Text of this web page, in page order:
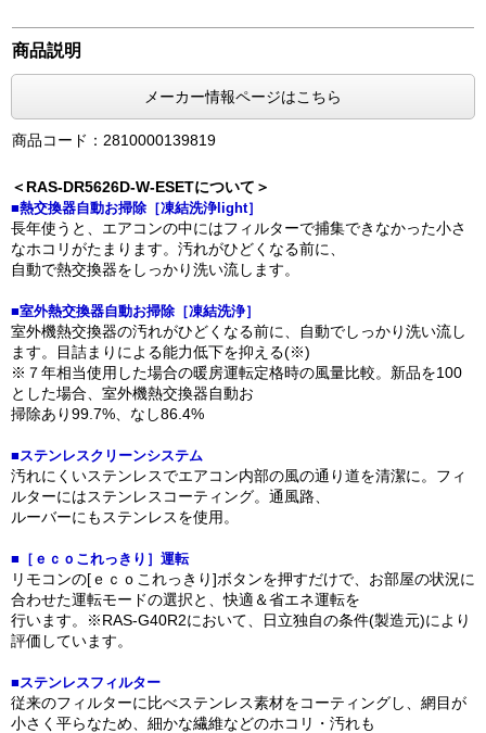
商品説明
メーカー情報ページはこちら
商品コード：2810000139819
＜RAS-DR5626D-W-ESETについて＞
■熱交換器自動お掃除［凍結洗浄light］
長年使うと、エアコンの中にはフィルターで捕集できなかった小さ
なホコリがたまります。汚れがひどくなる前に、
自動で熱交換器をしっかり洗い流します。
■室外熱交換器自動お掃除［凍結洗浄］
室外機熱交換器の汚れがひどくなる前に、自動でしっかり洗い流し
ます。目詰まりによる能力低下を抑える(※)
※７年相当使用した場合の暖房運転定格時の風量比較。新品を100
とした場合、室外機熱交換器自動お
掃除あり99.7%、なし86.4%
■ステンレスクリーンシステム
汚れにくいステンレスでエアコン内部の風の通り道を清潔に。フィ
ルターにはステンレスコーティング。通風路、
ルーバーにもステンレスを使用。
■［ｅｃｏこれっきり］運転
リモコンの[ｅｃｏこれっきり]ボタンを押すだけで、お部屋の状況に
合わせた運転モードの選択と、快適＆省エネ運転を
行います。※RAS-G40R2において、日立独自の条件(製造元)により
評価しています。
■ステンレスフィルター
従来のフィルターに比べステンレス素材をコーティングし、網目が
小さく平らなため、細かな繊維などのホコリ・汚れも